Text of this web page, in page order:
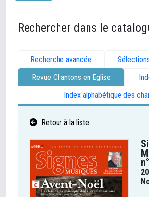
Rechercher dans le
Recherche avancée
Revue Chantons en Eglise
Index alphabétique des
Retour à la liste